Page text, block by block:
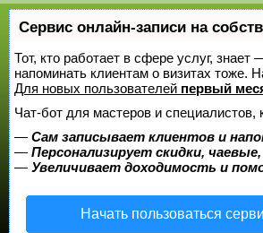
Сервис онлайн-записи на
Тот, кто работает в сфере услуг,
напоминать клиентам о визитах
Для новых пользователей первый
Чат-бот для мастеров и
— Сам записывает клиентов и
— Персонализирует скидки,
— Увеличивает доходимость и
Начать пользоваться